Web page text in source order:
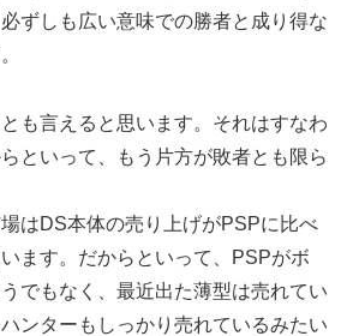
ずしも広い意味での勝者と成り得な
も言えると思います。それはすなわ
といって、もう片方が敗者とも限ら
はDS本体の売り上げがPSPに比べ
ます。だからといって、PSPがボ
でもなく、最近出た薄型は売れてい
ンターもしっかり売れているみたい